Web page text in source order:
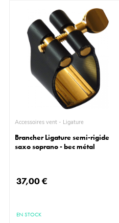
Accessoires vent - Ligature
Brancher Ligature semi-rigide
saxo soprano - bec métal
37,00 €
EN STOCK